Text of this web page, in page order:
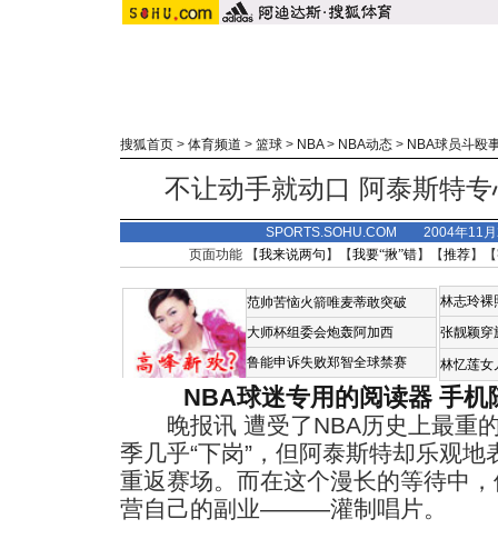
搜狐首页 > 体育频道 > 篮球 > NBA> NBA动态 > NBA球员斗殴
不让动手就动口 阿泰斯特
SPORTS.SOHU.COM 2004年11
页面功能 【我来说两句 】【我要“揪”错】【推荐】
范帅苦恼火箭唯麦蒂敢突破
大师杯组委会炮轰阿加西
鲁能申诉失败郑智全球禁赛
林志玲裸
张靓颖穿
林忆莲女
NBA球迷专用的阅读器 手机
晚报讯 遭受了NBA历史上最重
季几乎“下岗”，但阿泰斯特却乐观
重返赛场。而在这个漫长的等待中
营自己的副业———灌制唱片。